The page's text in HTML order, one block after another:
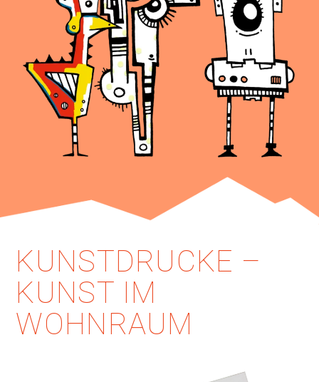
KUNSTDRUCKE –
KUNST IM
WOHNRAUM